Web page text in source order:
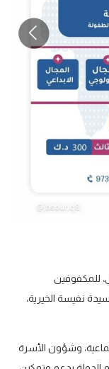
للمكفوفين
نفيسة الخيرية،
وشؤون الأسرة